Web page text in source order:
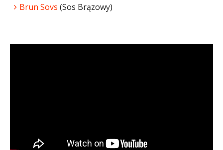
Brun Sovs (Sos Brązowy)